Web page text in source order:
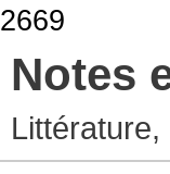
2669
Notes